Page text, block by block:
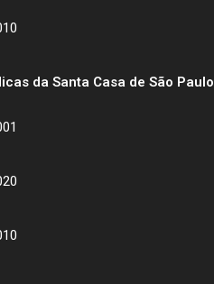
da Santa Casa de São Paulo